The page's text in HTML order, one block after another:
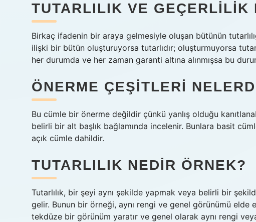
TUTARLILIK VE GEÇERLILIK
Birkaç ifadenin bir araya gelmesiyle oluşan bütünün
ilişki bir bütün oluşturuyorsa tutarlıdır; oluşturmuyorsa
her durumda ve her zaman garanti altına alınmışsa bu
ÖNERME ÇEŞITLERI
Bu cümle bir önerme değildir çünkü yanlış olduğu
belirli bir alt başlık bağlamında incelenir. Bunlara basit
açık cümle dahildir.
TUTARLILIK NEDIR ÖRNEK?
Tutarlılık, bir şeyi aynı şekilde yapmak veya belirli bir
gelir. Bunun bir örneği, aynı rengi ve genel görünümü elde
tekdüze bir görünüm yaratır ve genel olarak aynı rengi